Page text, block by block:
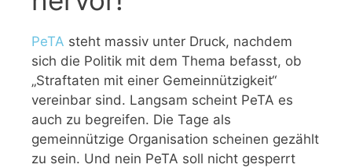
PeTA steht massiv unter Druck, nachdem
sich die Politik mit dem Thema befasst, ob
„Straftaten mit einer Gemeinnützigkeit“
vereinbar sind. Langsam scheint PeTA es
auch zu begreifen. Die Tage als
gemeinnützige Organisation scheinen gezählt
zu sein. Und nein PeTA soll nicht gesperrt